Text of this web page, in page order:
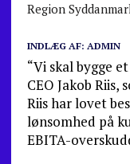
Region
INDLÆG AF: ADMIN
“Vi skal bygge
CEO Jakob
Riis har lovet
lønsomhed på
EBITA-